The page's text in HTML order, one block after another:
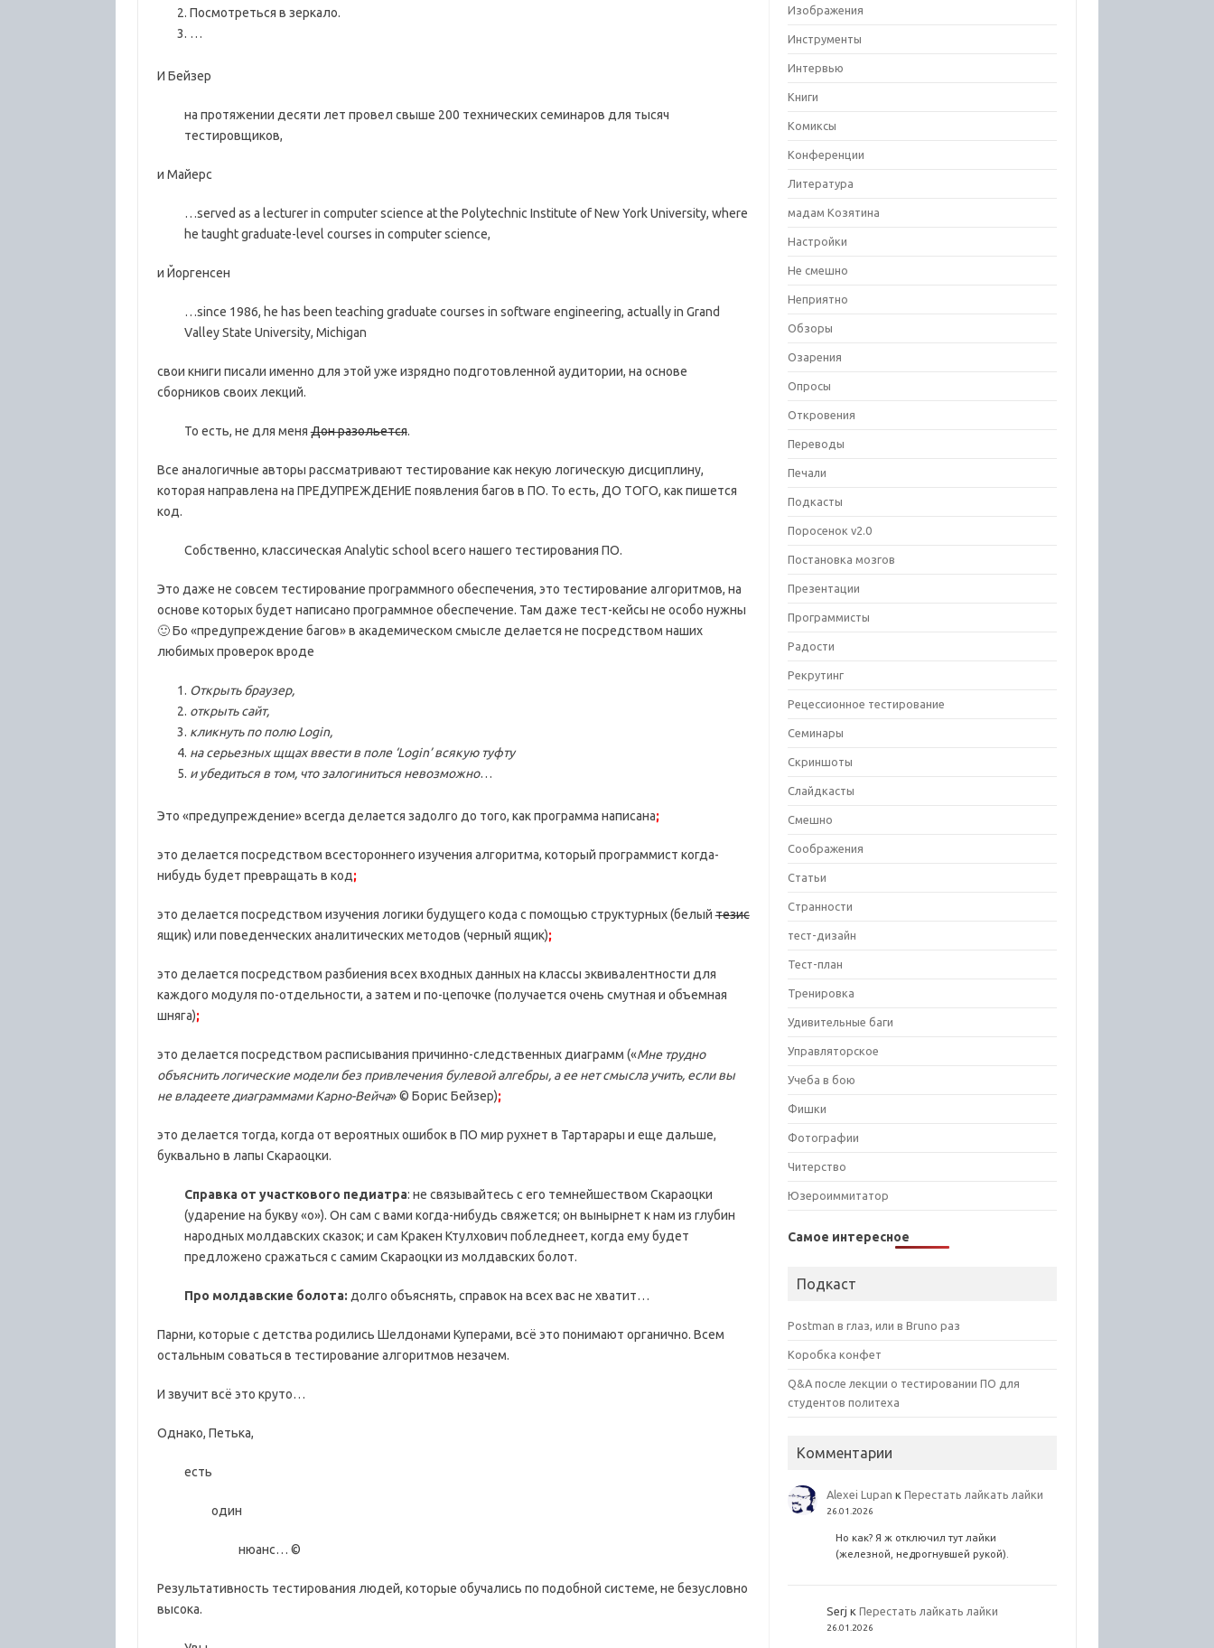
Посмотреться в зеркало.
…
И Бейзер
на протяжении десяти лет провел свыше 200 технических семинаров для тысяч
тестировщиков,
и Майерс
…served as a lecturer in computer science at the Polytechnic Institute of New York University, where
he taught graduate-level courses in computer science,
и Йоргенсен
…since 1986, he has been teaching graduate courses in software engineering, actually in Grand
Valley State University, Michigan
свои книги писали именно для этой уже изрядно подготовленной аудитории, на основе
сборников своих лекций.
То есть, не для меняДон разольется.
Все аналогичные авторы рассматривают тестирование как некую логическую дисциплину,
которая направлена на ПРЕДУПРЕЖДЕНИЕ появления багов в ПО. То есть, ДО ТОГО, как пишется
код.
Собственно, классическая Analytic school всего нашего тестирования ПО.
Это даже не совсем тестирование программного обеспечения, это тестирование алгоритмов, на
основе которых будет написано программное обеспечение. Там даже тест-кейсы не особо нужны
🙂 Бо «предупреждение багов» в академическом смысле делается не посредством наших
любимых проверок вроде
Открыть браузер,
открыть сайт,
кликнуть по полю Login,
на серьезных щщах ввести в поле ‘Login’ всякую туфту
и убедиться в том, что залогиниться невозможно…
Это «предупреждение» всегда делается задолго до того, как программа написана;
это делается посредством всестороннего изучения алгоритма, который программист когда-
нибудь будет превращать в код;
это делается посредством изучения логики будущего кода с помощью структурных (белыйтезис
ящик) или поведенческих аналитических методов (черный ящик);
это делается посредством разбиения всех входных данных на классы эквивалентности для
каждого модуля по-отдельности, а затем и по-цепочке (получается очень смутная и объемная
шняга);
это делается посредством расписывания причинно-следственных диаграмм («Мне трудно
объяснить логические модели без привлечения булевой алгебры, а ее нет смысла учить, если вы
не владеете диаграммами Карно-Вейча» © Борис Бейзер);
это делается тогда, когда от вероятных ошибок в ПО мир рухнет в Тартарары и еще дальше,
буквально в лапы Скараоцки.
Справка от участкового педиатра: не связывайтесь с его темнейшеством Скараоцки
(ударение на букву «о»). Он сам с вами когда-нибудь свяжется; он вынырнет к нам из глубин
народных молдавских сказок; и сам Кракен Ктулхович побледнеет, когда ему будет
предложено сражаться с самим Скараоцки из молдавских болот.
Про молдавские болота: долго объяснять, справок на всех вас не хватит…
Парни, которые с детства родились Шелдонами Куперами, всё это понимают органично. Всем
остальным соваться в тестирование алгоритмов незачем.
И звучит всё это круто…
Однако, Петька,
есть
один
нюанс… ©
Результативность тестирования людей, которые обучались по подобной системе, не безусловно
высока.
Изображения
Инструменты
Интервью
Книги
Комиксы
Конференции
Литература
мадам Козятина
Настройки
Не смешно
Неприятно
Обзоры
Озарения
Опросы
Откровения
Переводы
Печали
Подкасты
Поросенок v2.0
Постановка мозгов
Презентации
Программисты
Радости
Рекрутинг
Рецессионное тестирование
Семинары
Скриншоты
Слайдкасты
Смешно
Соображения
Статьи
Странности
тест-дизайн
Тест-план
Тренировка
Удивительные баги
Управляторское
Учеба в бою
Фишки
Фотографии
Читерство
Юзероиммитатор
Самое интересное
Подкаст
Postman в глаз, или в Bruno раз
Коробка конфет
Q&A после лекции о тестировании ПО для
студентов политеха
Комментарии
Alexei Lupan к Перестать лайкать лайки
26.01.2026
Но как? Я ж отключил тут лайки
(железной, недрогнувшей рукой).
Serj к Перестать лайкать лайки
26.01.2026